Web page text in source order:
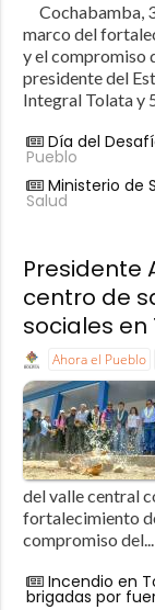
Cochabamba,
marco del
y el compromiso
presidente del
Integral Tolata y
Día del
Pueblo
Ministerio de
Salud
Presidente
centro de
sociales en
Ahora el Pueblo
del valle central
fortalecimiento
compromiso del...
Incendio en
brigadas por